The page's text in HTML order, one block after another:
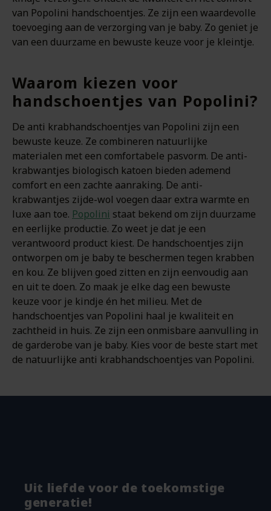
van Popolini handschoentjes. Ze zijn een waardevolle
toevoeging aan de verzorging van je baby. Zo geniet je
van een duurzame en bewuste keuze voor je kleintje.
Waarom kiezen voor
handschoentjes van Popolini?
De anti krabhandschoentjes van Popolini zijn een
bewuste keuze. Ze combineren natuurlijke
materialen met een comfortabele pasvorm. De anti-
krabwantjes biologisch katoen bieden ademend
comfort en een zachte aanraking. De anti-
krabwantjes zijde-wol voegen daar extra warmte en
luxe aan toe. Popolini staat bekend om zijn duurzame
en eerlijke productie. Zo weet je dat je een
verantwoord product kiest. De handschoentjes zijn
ontworpen om je baby te beschermen tegen krabben
en kou. Ze blijven goed zitten en zijn eenvoudig aan
en uit te doen. Zo maak je elke dag een bewuste
keuze voor je kindje én het milieu. Met de
handschoentjes van Popolini haal je kwaliteit en
zachtheid in huis. Ze zijn een onmisbare aanvulling in
de garderobe van je baby. Kies voor de beste start met
de natuurlijke anti krabhandschoentjes van Popolini.
Uit liefde voor de toekomstige
generatie!